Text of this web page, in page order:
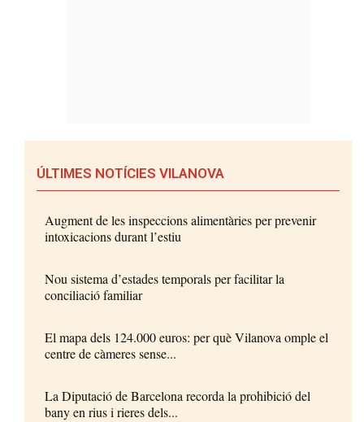
ÚLTIMES NOTÍCIES VILANOVA
Augment de les inspeccions alimentàries per prevenir
intoxicacions durant l’estiu
Nou sistema d’estades temporals per facilitar la
conciliació familiar
El mapa dels 124.000 euros: per què Vilanova omple el
centre de càmeres sense...
La Diputació de Barcelona recorda la prohibició del
bany en rius i rieres dels...